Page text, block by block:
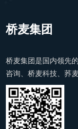
桥麦集团
桥麦集团是国内领先
咨询、桥麦科技、荞